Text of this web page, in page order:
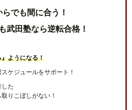
らでも間に合う！
武田塾なら逆転合格！
ようになる！
ケジュールをサポート！
た
りこぼしがない！